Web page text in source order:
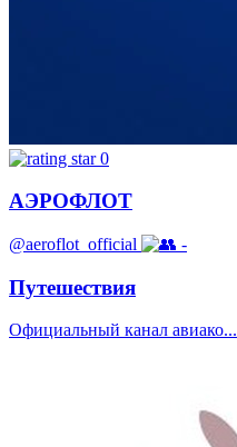
0
АЭРОФЛОТ
@aeroflot_official -
Путешествия
Официальный канал авиако...